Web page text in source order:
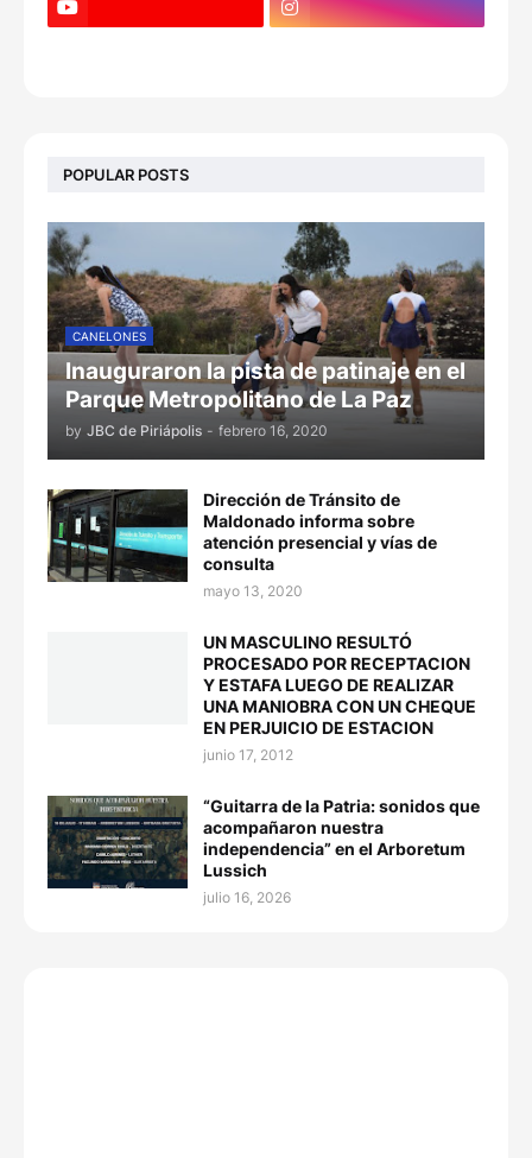
POPULAR POSTS
CANELONES
Inauguraron la pista de patinaje en el
Parque Metropolitano de La Paz
by JBC de Piriápolis - febrero 16, 2020
Dirección de Tránsito de
Maldonado informa sobre
atención presencial y vías de
consulta
mayo 13, 2020
UN MASCULINO RESULTÓ
PROCESADO POR RECEPTACION
Y ESTAFA LUEGO DE REALIZAR
UNA MANIOBRA CON UN CHEQUE
EN PERJUICIO DE ESTACION
junio 17, 2012
“Guitarra de la Patria: sonidos que
acompañaron nuestra
independencia” en el Arboretum
Lussich
julio 16, 2026